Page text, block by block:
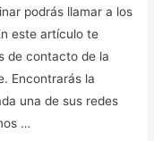
podrás llamar a los
este artículo te
de contacto de la
Encontrarás la
una de sus redes
…